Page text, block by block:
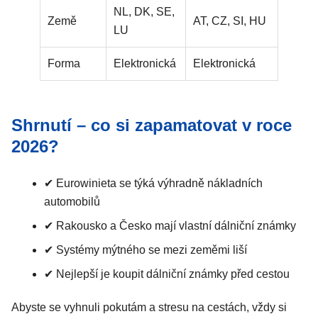
Země
NL, DK, SE,
LU
AT, CZ, SI, HU
Forma Elektronická Elektronická
Shrnutí – co si zapamatovat v roce
2026?
✔ Eurowinieta se týká výhradně nákladních
automobilů
✔ Rakousko a Česko mají vlastní dálniční známky
✔ Systémy mýtného se mezi zeměmi liší
✔ Nejlepší je koupit dálniční známky před cestou
Abyste se vyhnuli pokutám a stresu na cestách, vždy si